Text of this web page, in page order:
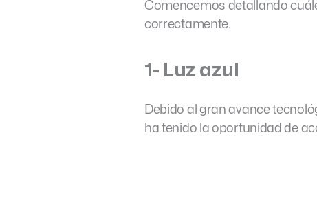
Comencemos detallando
correctamente.
1- Luz azul
Debido al gran avance
ha tenido la oportunidad de